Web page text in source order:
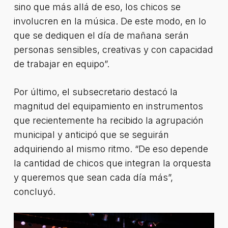
sino que más allá de eso, los chicos se
involucren en la música. De este modo, en lo
que se dediquen el día de mañana serán
personas sensibles, creativas y con capacidad
de trabajar en equipo”.
Por último, el subsecretario destacó la
magnitud del equipamiento en instrumentos
que recientemente ha recibido la agrupación
municipal y anticipó que se seguirán
adquiriendo al mismo ritmo. “De eso depende
la cantidad de chicos que integran la orquesta
y queremos que sean cada día más”,
concluyó.